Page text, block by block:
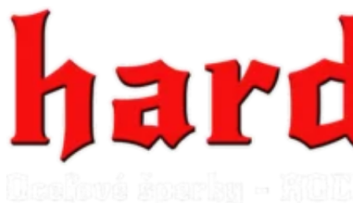
Preskočiť
na